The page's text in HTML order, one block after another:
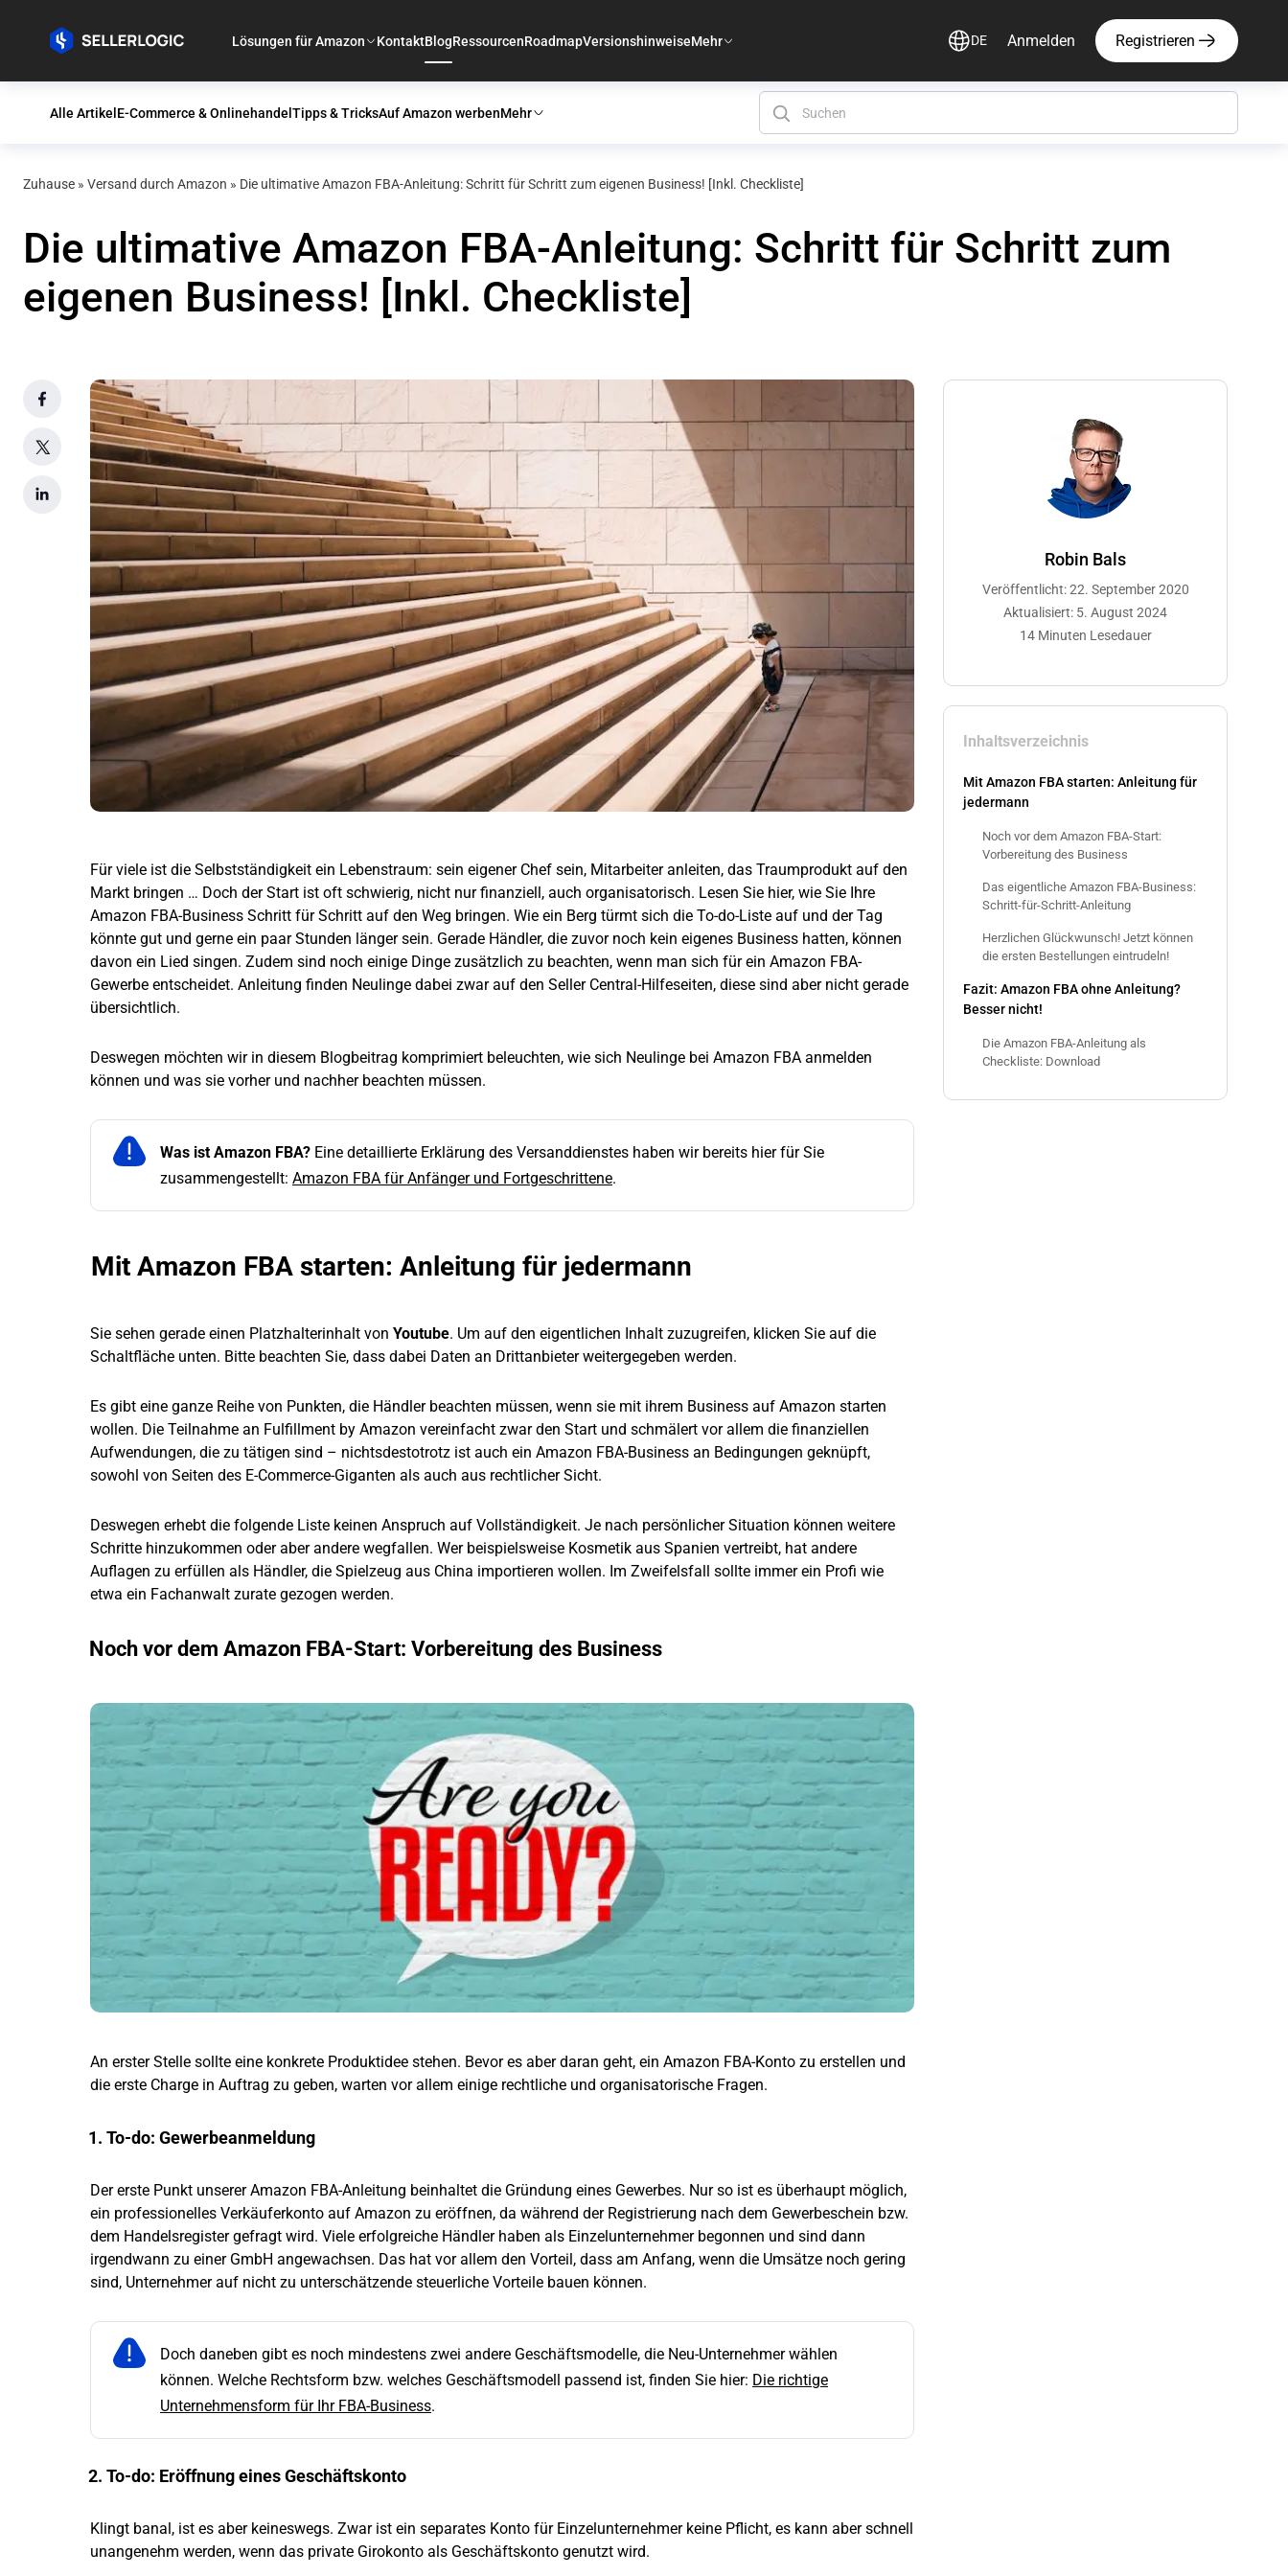
Lösungen für Amazon KontaktBlogRessourcenRoadmapVersionshinweiseMehr DE Anmelden Registrieren
Alle ArtikelE-Commerce & OnlinehandelTipps & TricksAuf Amazon werbenMehr
Zuhause » Versand durch Amazon » Die ultimative Amazon FBA-Anleitung: Schritt für Schritt zum eigenen Business! [Inkl. Checkliste]
Die ultimative Amazon FBA-Anleitung: Schritt für Schritt zum
eigenen Business! [Inkl. Checkliste]
Robin Bals
Veröffentlicht: 22. September 2020
Aktualisiert: 5. August 2024
14 Minuten Lesedauer
Inhaltsverzeichnis
Mit Amazon FBA starten: Anleitung für
jedermann
Noch vor dem Amazon FBA-Start:
Vorbereitung des Business
Das eigentliche Amazon FBA-Business:
Schritt-für-Schritt-Anleitung
Herzlichen Glückwunsch! Jetzt können
die ersten Bestellungen eintrudeln!
Fazit: Amazon FBA ohne Anleitung?
Besser nicht!
Die Amazon FBA-Anleitung als
Checkliste: Download
Für viele ist die Selbstständigkeit ein Lebenstraum: sein eigener Chef sein, Mitarbeiter anleiten, das Traumprodukt auf den
Markt bringen … Doch der Start ist oft schwierig, nicht nur finanziell, auch organisatorisch. Lesen Sie hier, wie Sie Ihre
Amazon FBA-Business Schritt für Schritt auf den Weg bringen. Wie ein Berg türmt sich die To-do-Liste auf und der Tag
könnte gut und gerne ein paar Stunden länger sein. Gerade Händler, die zuvor noch kein eigenes Business hatten, können
davon ein Lied singen. Zudem sind noch einige Dinge zusätzlich zu beachten, wenn man sich für ein Amazon FBA-
Gewerbe entscheidet. Anleitung finden Neulinge dabei zwar auf den Seller Central-Hilfeseiten, diese sind aber nicht gerade
übersichtlich.
Deswegen möchten wir in diesem Blogbeitrag komprimiert beleuchten, wie sich Neulinge bei Amazon FBA anmelden
können und was sie vorher und nachher beachten müssen.
Was ist Amazon FBA? Eine detaillierte Erklärung des Versanddienstes haben wir bereits hier für Sie
zusammengestellt: Amazon FBA für Anfänger und Fortgeschrittene.
Mit Amazon FBA starten: Anleitung für jedermann
Sie sehen gerade einen Platzhalterinhalt von Youtube. Um auf den eigentlichen Inhalt zuzugreifen, klicken Sie auf die
Schaltfläche unten. Bitte beachten Sie, dass dabei Daten an Drittanbieter weitergegeben werden.
Es gibt eine ganze Reihe von Punkten, die Händler beachten müssen, wenn sie mit ihrem Business auf Amazon starten
wollen. Die Teilnahme an Fulfillment by Amazon vereinfacht zwar den Start und schmälert vor allem die finanziellen
Aufwendungen, die zu tätigen sind – nichtsdestotrotz ist auch ein Amazon FBA-Business an Bedingungen geknüpft,
sowohl von Seiten des E-Commerce-Giganten als auch aus rechtlicher Sicht.
Deswegen erhebt die folgende Liste keinen Anspruch auf Vollständigkeit. Je nach persönlicher Situation können weitere
Schritte hinzukommen oder aber andere wegfallen. Wer beispielsweise Kosmetik aus Spanien vertreibt, hat andere
Auflagen zu erfüllen als Händler, die Spielzeug aus China importieren wollen. Im Zweifelsfall sollte immer ein Profi wie
etwa ein Fachanwalt zurate gezogen werden.
Noch vor dem Amazon FBA-Start: Vorbereitung des Business
An erster Stelle sollte eine konkrete Produktidee stehen. Bevor es aber daran geht, ein Amazon FBA-Konto zu erstellen und
die erste Charge in Auftrag zu geben, warten vor allem einige rechtliche und organisatorische Fragen.
1. To-do: Gewerbeanmeldung
Der erste Punkt unserer Amazon FBA-Anleitung beinhaltet die Gründung eines Gewerbes. Nur so ist es überhaupt möglich,
ein professionelles Verkäuferkonto auf Amazon zu eröffnen, da während der Registrierung nach dem Gewerbeschein bzw.
dem Handelsregister gefragt wird. Viele erfolgreiche Händler haben als Einzelunternehmer begonnen und sind dann
irgendwann zu einer GmbH angewachsen. Das hat vor allem den Vorteil, dass am Anfang, wenn die Umsätze noch gering
sind, Unternehmer auf nicht zu unterschätzende steuerliche Vorteile bauen können.
Doch daneben gibt es noch mindestens zwei andere Geschäftsmodelle, die Neu-Unternehmer wählen
können. Welche Rechtsform bzw. welches Geschäftsmodell passend ist, finden Sie hier: Die richtige
Unternehmensform für Ihr FBA-Business.
2. To-do: Eröffnung eines Geschäftskonto
Klingt banal, ist es aber keineswegs. Zwar ist ein separates Konto für Einzelunternehmer keine Pflicht, es kann aber schnell
unangenehm werden, wenn das private Girokonto als Geschäftskonto genutzt wird.